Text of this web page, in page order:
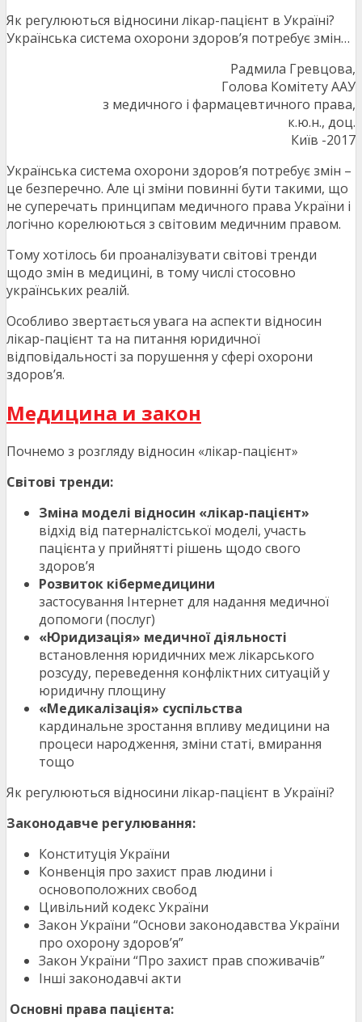
Як регулюються відносини лікар-пацієнт в Україні?
Українська система охорони здоров’я потребує змін…
Радмила Гревцова,
Голова Комітету ААУ
з медичного і фармацевтичного права,
к.ю.н., доц.
Київ -2017
Українська система охорони здоров’я потребує змін –
це безперечно. Але ці зміни повинні бути такими, що
не суперечать принципам медичного права України і
логічно корелюються з світовим медичним правом.
Тому хотілось би проаналізувати світові тренди
щодо змін в медицині, в тому числі стосовно
українських реалій.
Особливо звертається увага на аспекти відносин
лікар-пацієнт та на питання юридичної
відповідальності за порушення у сфері охорони
здоров’я.
Медицина и закон
Почнемо з розгляду відносин «лікар-пацієнт»
Світові тренди:
Зміна моделі відносин «лікар-пацієнт»
відхід від патерналістської моделі, участь
пацієнта у прийнятті рішень щодо свого
здоров’я
Розвиток кібермедицини
застосування Інтернет для надання медичної
допомоги (послуг)
«Юридизація» медичної діяльності
встановлення юридичних меж лікарського
розсуду, переведення конфліктних ситуацій у
юридичну площину
«Медикалізація» суспільства
кардинальне зростання впливу медицини на
процеси народження, зміни статі, вмирання
тощо
Як регулюються відносини лікар-пацієнт в Україні?
Законодавче регулювання:
Конституція України
Конвенція про захист прав людини і
основоположних свобод
Цивільний кодекс України
Закон України “Основи законодавства України
про охорону здоров’я”
Закон України “Про захист прав споживачів”
Інші законодавчі акти
Основні права пацієнта: